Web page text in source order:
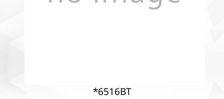
*6516BT